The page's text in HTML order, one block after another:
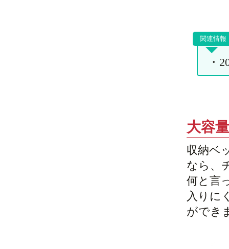
・
大容
収納ベ
なら、
何と言
入りに
ができ